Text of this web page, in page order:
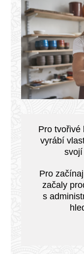
Pro tvořivé
vyrábí
Pro
začaly
s